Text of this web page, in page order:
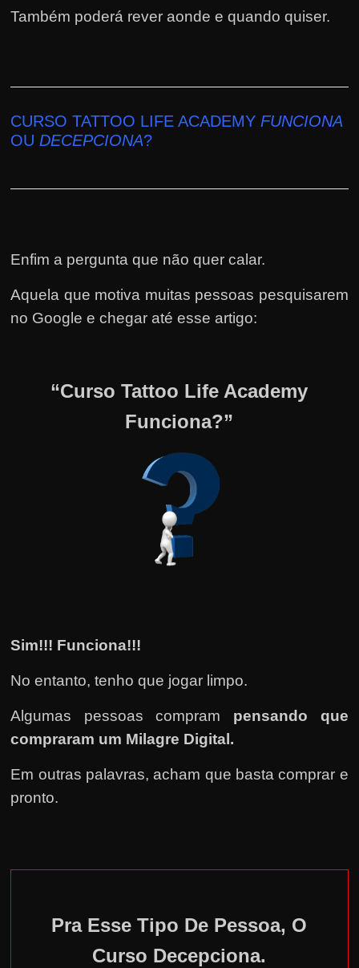
Também poderá rever aonde e quando quiser.
CURSO TATTOO LIFE ACADEMYFUNCIONA
OUDECEPCIONA?
Enfim a pergunta que não quer calar.
Aquela que motiva muitas pessoas pesquisarem
no Google e chegar até esse artigo:
“Curso Tattoo Life Academy
Funciona?”
Sim!!! Funciona!!!
No entanto, tenho que jogar limpo.
Algumas pessoas compram pensando que
compraram um Milagre Digital.
Em outras palavras, acham que basta comprar e
pronto.
Pra Esse Tipo De Pessoa, O
Curso Decepciona.